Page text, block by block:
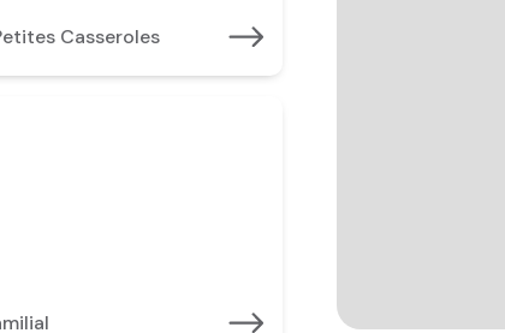
Casseroles